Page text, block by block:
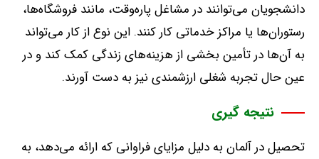
دانشجویان می‌توانند در مشاغل پاره‌وقت، مانند فروشگاه‌ها،
رستوران‌ها یا مراکز خدماتی کار کنند. این نوع از کار می‌تواند
به آن‌ها در تأمین بخشی از هزینه‌های زندگی کمک کند و در
عین حال تجربه شغلی ارزشمندی نیز به دست آورند.
نتیجه گیری
تحصیل در آلمان به دلیل مزایای فراوانی که ارائه می‌دهد، به